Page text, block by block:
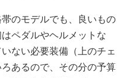
のモデルでも、良いもの
ペダルやヘルメットな
ない必要装備（上のチェ
あるので、その分の予算